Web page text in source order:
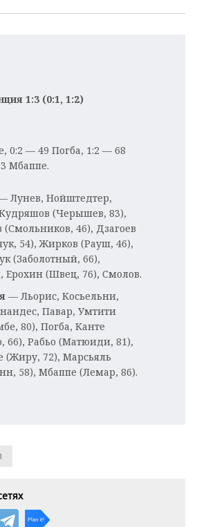
1:3 (0:1, 1:2)
0:2 — 49 Погба, 1:2 — 68
Мбаппе.
Лунев, Нойштедтер,
(Черышев, 83),
(Смольников, 46), Дзагоев
54), Жирков (Рауш, 46),
(Заболотный, 66),
Ерохин (Швец, 76), Смолов.
— Льорис, Косьельни,
Павар, Умтити
80), Погба, Канте
66), Рабьо (Матюиди, 81),
(Жиру, 72), Марсьяль
58), Мбаппе (Лемар, 86).